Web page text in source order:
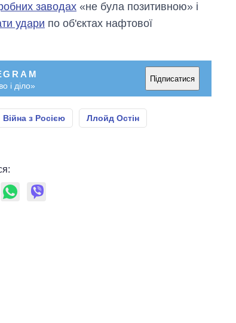
заводах «не була позитивною» і
удари по об'єктах нафтової
і діло»
Підписатися
Війна з Росією Ллойд Остін